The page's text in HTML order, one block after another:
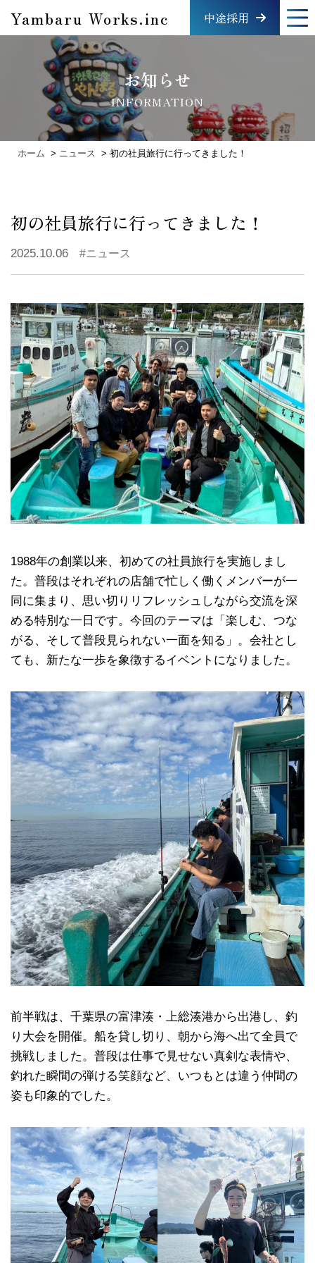
Yambaru Works.inc
お知らせ
INFORMATION
ホーム ニュース 初の社員旅行に行ってきました！
初の社員旅行に行ってきました！
2025.10.06 #ニュース
1988年の創業以来、初めての社員旅行を実施しまし
た。普段はそれぞれの店舗で忙しく働くメンバーが一
同に集まり、思い切りリフレッシュしながら交流を深
める特別な一日です。今回のテーマは「楽しむ、つな
がる、そして普段見られない一面を知る」。会社とし
ても、新たな一歩を象徴するイベントになりました。
前半戦は、千葉県の富津湊・上総湊港から出港し、釣
り大会を開催。船を貸し切り、朝から海へ出て全員で
挑戦しました。普段は仕事で見せない真剣な表情や、
釣れた瞬間の弾ける笑顔など、いつもとは違う仲間の
姿も印象的でした。
中途採用